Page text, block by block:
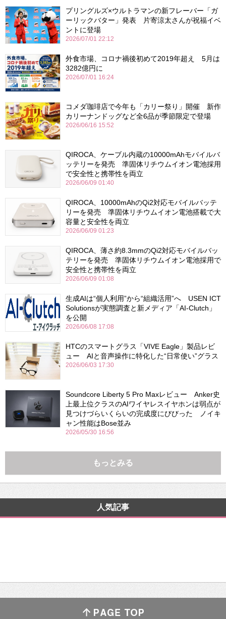
プリングルズ×ウルトラマンの新フレーバー「ガ
ーリックバター」発表 片寄涼太さんが祝福イベ
ントに登場
2026/07/01 22:12
外食市場、コロナ禍後初めて2019年超え 5月は
3282億円に
2026/07/01 16:24
コメダ珈琲店で今年も「カリー祭り」開催 新作
カリーナンドッグなど全6品が季節限定で登場
2026/06/16 15:52
QIROCA、ケーブル内蔵の10000mAhモバイルバ
ッテリーを発売 準固体リチウムイオン電池採用
で安全性と携帯性を両立
2026/06/09 01:40
QIROCA、10000mAhのQi2対応モバイルバッテ
リーを発売 準固体リチウムイオン電池搭載で大
容量と安全性を両立
2026/06/09 01:23
QIROCA、薄さ約8.3mmのQi2対応モバイルバッ
テリーを発売 準固体リチウムイオン電池採用で
安全性と携帯性を両立
2026/06/09 01:08
生成AIは“個人利用”から“組織活用”へ USEN ICT
Solutionsが実態調査と新メディア「AI-Clutch」
を公開
2026/06/08 17:08
HTCのスマートグラス「VIVE Eagle」製品レビ
ュー AIと音声操作に特化した“日常使い”グラス
2026/06/03 17:30
Soundcore Liberty 5 Pro Maxレビュー Anker史
上最上位クラスのAIワイヤレスイヤホンは弱点が
見つけづらいくらいの完成度にびびった ノイキ
ャン性能はBose並み
2026/05/30 16:56
もっとみる
人気記事